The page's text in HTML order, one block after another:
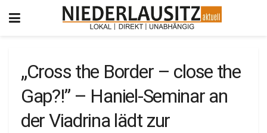
„Cross the Border – close the
Gap?!” – Haniel-Seminar an
der Viadrina lädt zur